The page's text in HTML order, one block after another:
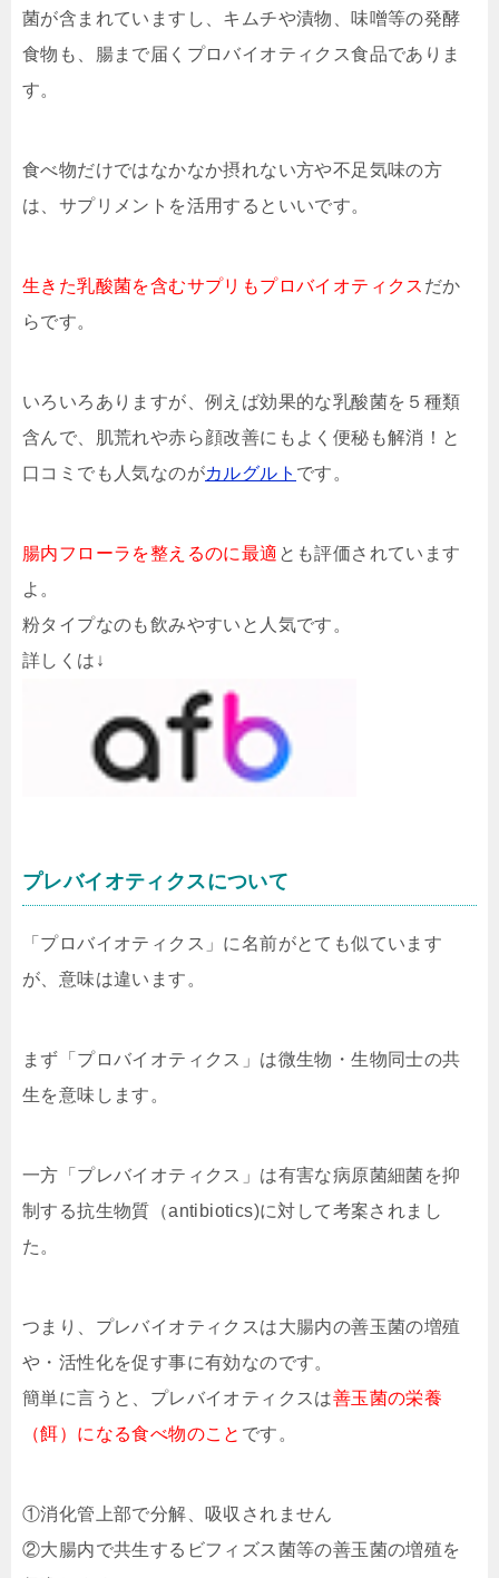
菌が含まれていますし、キムチや漬物、味噌等の発酵
食物も、腸まで届くプロバイオティクス食品でありま
す。
食べ物だけではなかなか摂れない方や不足気味の方
は、サプリメントを活用するといいです。
生きた乳酸菌を含むサプリもプロバイオティクス だか
らです。
いろいろありますが、例えば効果的な乳酸菌を５種類
含んで、肌荒れや赤ら顔改善にもよく便秘も解消！と
口コミでも人気なのがカルグルト です。
腸内フローラを整えるのに最適 とも評価されています
よ。
粉タイプなのも飲みやすいと人気です。
詳しくは↓
プレバイオティクスについて
「プロバイオティクス」に名前がとても似ています
が、意味は違います。
まず「プロバイオティクス」は微生物・生物同士の共
生を意味します。
一方「プレバイオティクス」は有害な病原菌細菌を抑
制する抗生物質（antibiotics)に対して考案されまし
た。
つまり、プレバイオティクスは大腸内の善玉菌の増殖
や・活性化を促す事に有効なのです。
簡単に言うと、プレバイオティクスは善玉菌の栄養
（餌）になる食べ物のこと です。
①消化管上部で分解、吸収されません
②大腸内で共生するビフィズス菌等の善玉菌の増殖を